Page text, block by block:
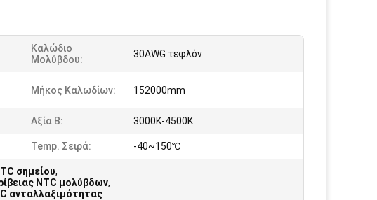
Καλώδιο
Μολύβδου:
30AWG τεφλόν
Μήκος Καλωδίων: 152000mm
Αξία Β: 3000K-4500K
Temp. Σειρά: -40~150℃
σημείου,
NTC μολύβδων,
ανταλλαξιμότητας